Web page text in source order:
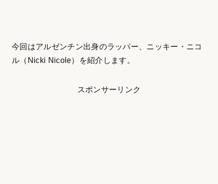
今回はアルゼンチン出身のラッパー、ニッキー・ニコ
ル（Nicki Nicole）を紹介します。
スポンサーリンク